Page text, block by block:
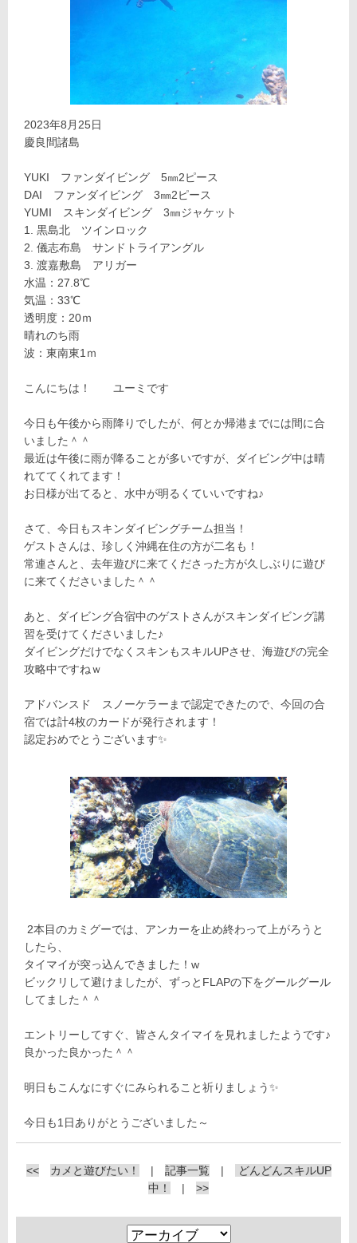
2023年8月25日
慶良間諸島
YUKI ファンダイビング 5㎜2ピース
DAI ファンダイビング 3㎜2ピース
YUMI スキンダイビング 3㎜ジャケット
黒島北 ツインロック
儀志布島 サンドトライアングル
渡嘉敷島 アリガー
水温：27.8℃
気温：33℃
透明度：20ｍ
晴れのち雨
波：東南東1ｍ
こんにちは！ ユーミです
今日も午後から雨降りでしたが、何とか帰港までには間に合
いました＾＾
最近は午後に雨が降ることが多いですが、ダイビング中は晴
れててくれてます！
お日様が出てると、水中が明るくていいですね♪
さて、今日もスキンダイビングチーム担当！
ゲストさんは、珍しく沖縄在住の方が二名も！
常連さんと、去年遊びに来てくださった方が久しぶりに遊び
に来てくださいました＾＾
あと、ダイビング合宿中のゲストさんがスキンダイビング講
習を受けてくださいました♪
ダイビングだけでなくスキンもスキルUPさせ、海遊びの完全
攻略中ですねｗ
アドバンスド スノーケラーまで認定できたので、今回の合
宿では計4枚のカードが発行されます！
認定おめでとうございます✨
2本目のカミグーでは、アンカーを止め終わって上がろうと
したら、
タイマイが突っ込んできました！w
ビックリして避けましたが、ずっとFLAPの下をグールグール
してました＾＾
エントリーしてすぐ、皆さんタイマイを見れましたようです♪
良かった良かった＾＾
明日もこんなにすぐにみられること祈りましょう✨
今日も1日ありがとうございました～
<< カメと遊びたい！ | 記事一覧|
どんどんスキルUP
中！
| >>